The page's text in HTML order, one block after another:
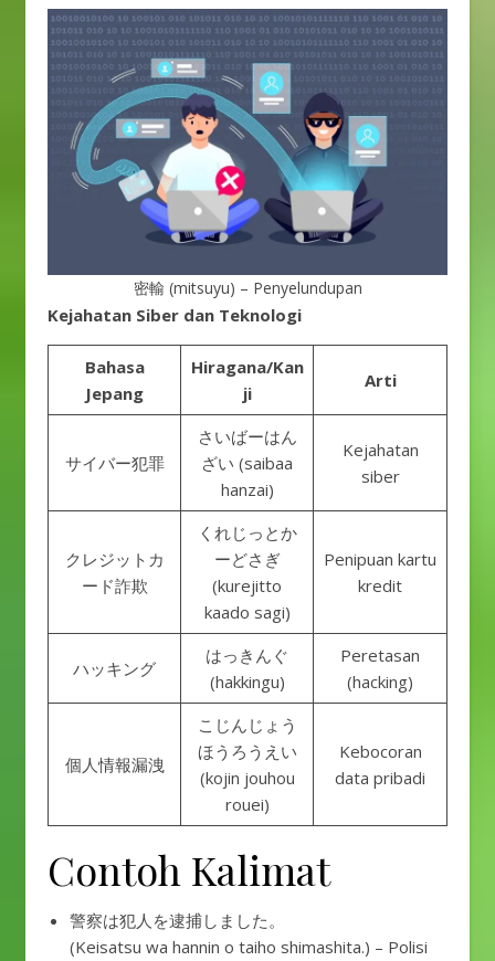
密輸 (mitsuyu) – Penyelundupan
Kejahatan Siber dan Teknologi
Bahasa
Jepang
Hiragana/Kan
ji
Arti
サイバー犯罪
さいばーはん
ざい (saibaa
hanzai)
Kejahatan
siber
クレジットカ
ード詐欺
くれじっとか
ーどさぎ
(kurejitto
kaado sagi)
Penipuan kartu
kredit
ハッキング
はっきんぐ
(hakkingu)
Peretasan
(hacking)
個人情報漏洩
こじんじょう
ほうろうえい
(kojin jouhou
rouei)
Kebocoran
data pribadi
Contoh Kalimat
警察は犯人を逮捕しました。
(Keisatsu wa hannin o taiho shimashita.) – Polisi